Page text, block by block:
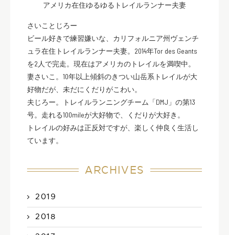
アメリカ在住ゆるゆるトレイルランナー夫妻
さいことじろー
ビール好きで練習嫌いな、カリフォルニア州ヴェンチ
ュラ在住トレイルランナー夫妻。2014年Tor des Geants
を2人で完走。現在はアメリカのトレイルを満喫中。
妻さいこ。10年以上傾斜のきつい山岳系トレイルが大
好物だが、未だにくだりがこわい。
夫じろー。トレイルランニングチーム「DMJ」の第13
号。走れる100mileが大好物で、くだりが大好き。
トレイルの好みは正反対ですが、楽しく仲良く生活し
ています。
ARCHIVES
2019
2018